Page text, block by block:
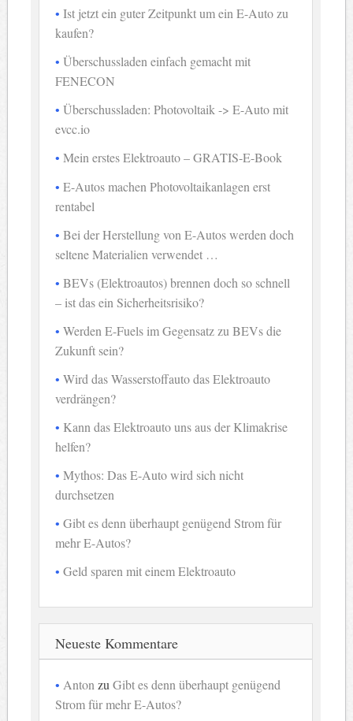
Ist jetzt ein guter Zeitpunkt um ein E-Auto zu
kaufen?
Überschussladen einfach gemacht mit
FENECON
Überschussladen: Photovoltaik -> E-Auto mit
evcc.io
Mein erstes Elektroauto – GRATIS-E-Book
E-Autos machen Photovoltaikanlagen erst
rentabel
Bei der Herstellung von E-Autos werden doch
seltene Materialien verwendet …
BEVs (Elektroautos) brennen doch so schnell
– ist das ein Sicherheitsrisiko?
Werden E-Fuels im Gegensatz zu BEVs die
Zukunft sein?
Wird das Wasserstoffauto das Elektroauto
verdrängen?
Kann das Elektroauto uns aus der Klimakrise
helfen?
Mythos: Das E-Auto wird sich nicht
durchsetzen
Gibt es denn überhaupt genügend Strom für
mehr E-Autos?
Geld sparen mit einem Elektroauto
Neueste Kommentare
Anton zuGibt es denn überhaupt genügend
Strom für mehr E-Autos?